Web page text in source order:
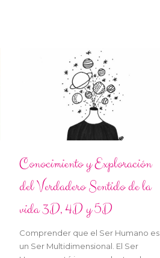
Conocimiento y Exploración
del Verdadero Sentido de la
vida 3D, 4D y 5D
Comprender que el Ser Humano es
un Ser Multidimensional. El Ser